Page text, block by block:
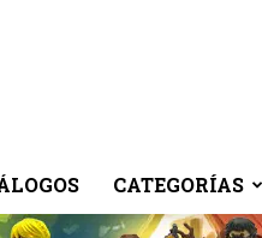
CATEGORÍAS